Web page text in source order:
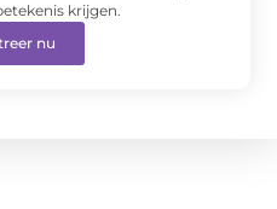
krijgen.
nu